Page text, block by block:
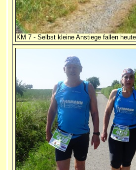
KM 7 - Selbst kleine Anstiege fallen